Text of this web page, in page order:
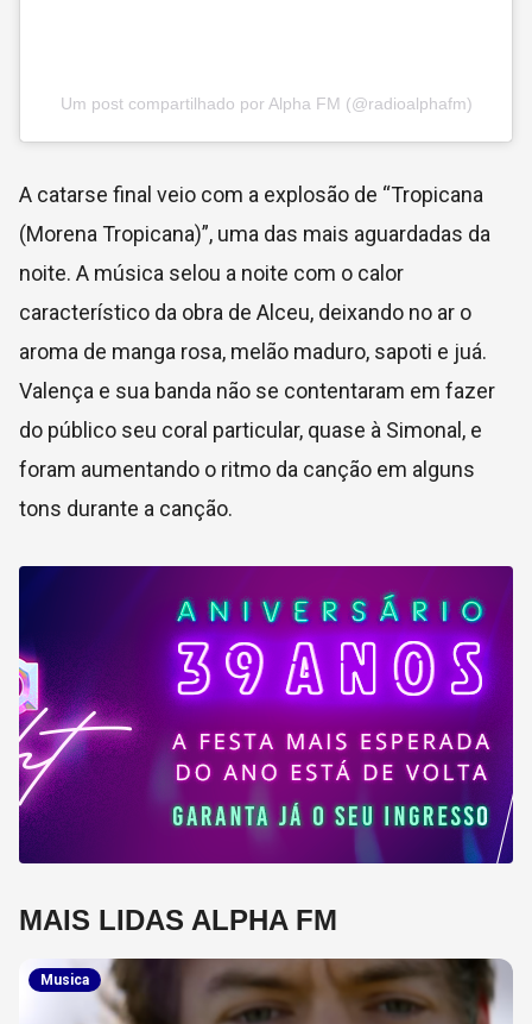
Um post compartilhado por Alpha FM (@radioalphafm)
A catarse final veio com a explosão de “Tropicana
(Morena Tropicana)”, uma das mais aguardadas da
noite. A música selou a noite com o calor
característico da obra de Alceu, deixando no ar o
aroma de manga rosa, melão maduro, sapoti e juá.
Valença e sua banda não se contentaram em fazer
do público seu coral particular, quase à Simonal, e
foram aumentando o ritmo da canção em alguns
tons durante a canção.
MAIS LIDAS ALPHA FM
Musica